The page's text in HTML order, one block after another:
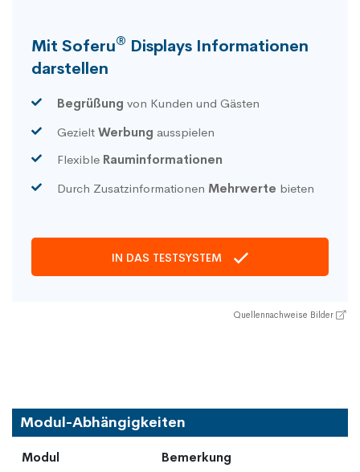
Mit Soferu® Displays Informationen
darstellen
Begrüßung von Kunden und Gästen
Gezielt Werbung ausspielen
Flexible Rauminformationen
Durch Zusatzinformationen Mehrwerte bieten
IN DAS TESTSYSTEM
Quellennachweise Bilder
Modul-Abhängigkeiten
Modul Bemerkung